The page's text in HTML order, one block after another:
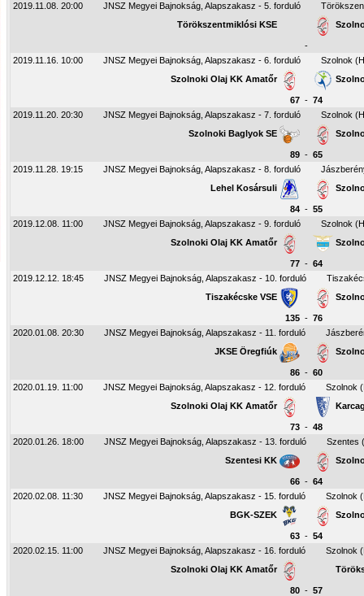
2019.11.08. 20:00
JNSZ Megyei Bajnokság, Alapszakasz - 5. forduló
Törökszentmiklósi KSE
-
2019.11.16. 10:00
JNSZ Megyei Bajnokság, Alapszakasz - 6. forduló
Szolnok
Szolnoki Olaj KK Amatőr
67 - 74
2019.11.20. 20:30
JNSZ Megyei Bajnokság, Alapszakasz - 7. forduló
Szolnok
Szolnoki Baglyok SE
89 - 65
2019.11.28. 19:15
JNSZ Megyei Bajnokság, Alapszakasz - 8. forduló
Lehel Kosársuli
84 - 55
2019.12.08. 11:00
JNSZ Megyei Bajnokság, Alapszakasz - 9. forduló
Szolnok
Szolnoki Olaj KK Amatőr
77 - 64
2019.12.12. 18:45
JNSZ Megyei Bajnokság, Alapszakasz - 10. forduló
Tiszakécske VSE
135 - 76
2020.01.08. 20:30
JNSZ Megyei Bajnokság, Alapszakasz - 11. forduló
JKSE Öregfiúk
86 - 60
2020.01.19. 11:00
JNSZ Megyei Bajnokság, Alapszakasz - 12. forduló
Szolnok
Szolnoki Olaj KK Amatőr
73 - 48
2020.01.26. 18:00
JNSZ Megyei Bajnokság, Alapszakasz - 13. forduló
Szentes
Szentesi KK
66 - 64
2020.02.08. 11:30
JNSZ Megyei Bajnokság, Alapszakasz - 15. forduló
Szolnok
BGK-SZEK
63 - 54
2020.02.15. 11:00
JNSZ Megyei Bajnokság, Alapszakasz - 16. forduló
Szolnok
Szolnoki Olaj KK Amatőr
80 - 57